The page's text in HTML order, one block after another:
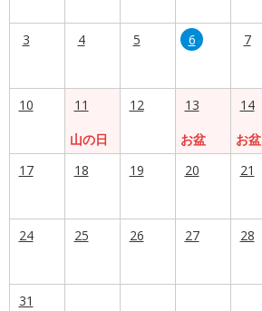
3 4 5 6 7
10
11
山の日
12
13
お盆
14
お盆
17
18 19 20 21
24 25 26 27 28
31